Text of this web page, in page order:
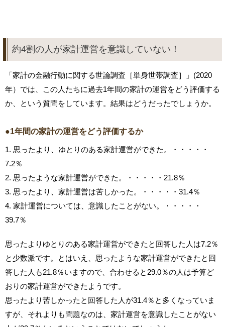
約4割の人が家計運営を意識していない！
「家計の金融行動に関する世論調査［単身世帯調査］」(2020
年）では、この人たちに過去1年間の家計の運営をどう評価する
か、という質問をしています。結果はどうだったでしょうか。
●1年間の家計の運営をどう評価するか
1. 思ったより、ゆとりのある家計運営ができた。・・・・・
7.2％
2. 思ったような家計運営ができた。・・・・・21.8％
3. 思ったより、家計運営は苦しかった。・・・・・31.4％
4. 家計運営については、意識したことがない。・・・・・
39.7％
思ったよりゆとりのある家計運営ができたと回答した人は7.2％
と少数派です。とはいえ、思ったような家計運営ができたと回
答した人も21.8％いますので、合わせると29.0％の人は予算ど
おりの家計運営ができたようです。
思ったより苦しかったと回答した人が31.4％と多くなっていま
すが、それよりも問題なのは、家計運営を意識したことがない